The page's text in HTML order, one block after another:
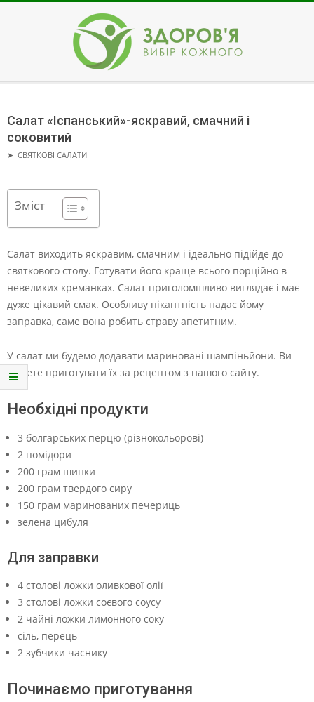
ЗДОРОВ'Я
Menu
Салат «Іспанський»-яскравий, смачний і
соковитий
➤ СВЯТКОВІ САЛАТИ
Зміст
Салат виходить яскравим, смачним і ідеально підійде до
святкового столу. Готувати його краще всього порційно в
невеликих креманках. Салат приголомшливо виглядає і має
дуже цікавий смак. Особливу пікантність надає йому
заправка, саме вона робить страву апетитним.
У салат ми будемо додавати мариновані шампіньйони. Ви
можете приготувати їх за рецептом з нашого сайту.
Необхідні продукти
3 болгарських перцю (різнокольорові)
2 помідори
200 грам шинки
200 грам твердого сиру
150 грам маринованих печериць
зелена цибуля
Для заправки
4 столові ложки оливкової олії
3 столові ложки соєвого соусу
2 чайні ложки лимонного соку
сіль, перець
2 зубчики часнику
Починаємо приготування